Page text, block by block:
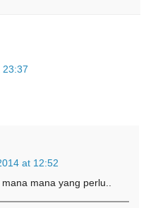
23:37
at 12:52
mana yang perlu..